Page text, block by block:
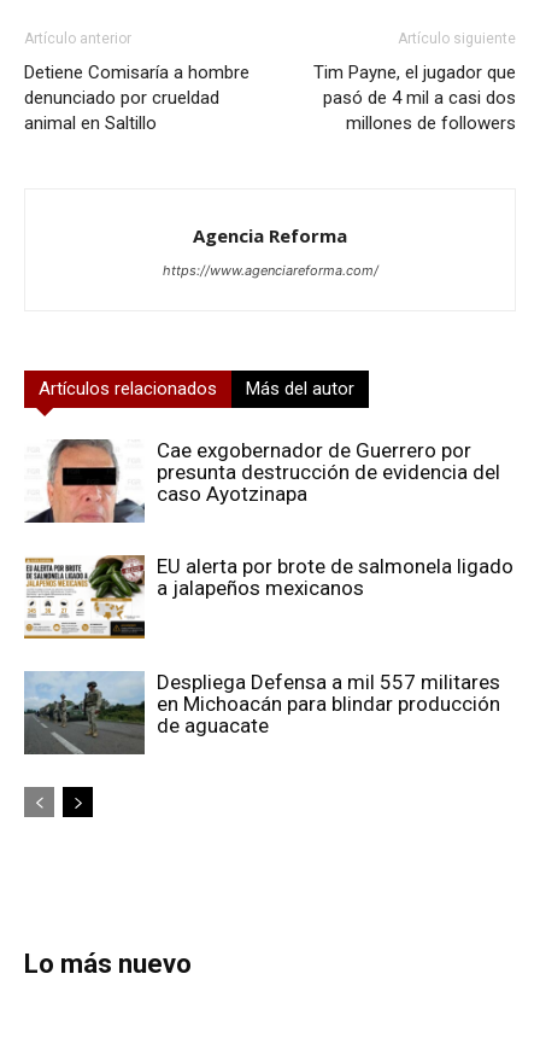
Artículo anterior
Detiene Comisaría a hombre
denunciado por crueldad
animal en Saltillo
Artículo siguiente
Tim Payne, el jugador que
pasó de 4 mil a casi dos
millones de followers
Agencia Reforma
https://www.agenciareforma.com/
Artículos relacionados Más del autor
Cae exgobernador de Guerrero por
presunta destrucción de evidencia del
caso Ayotzinapa
EU alerta por brote de salmonela ligado
a jalapeños mexicanos
Despliega Defensa a mil 557 militares
en Michoacán para blindar producción
de aguacate
Lo más nuevo